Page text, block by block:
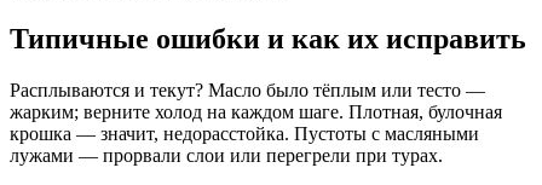
Типичные ошибки и как их исправить
Расплываются и текут? Масло было тёплым или тесто —
жарким; верните холод на каждом шаге. Плотная, булочная
крошка — значит, недорасстойка. Пустоты с масляными
лужами — прорвали слои или перегрели при турах.